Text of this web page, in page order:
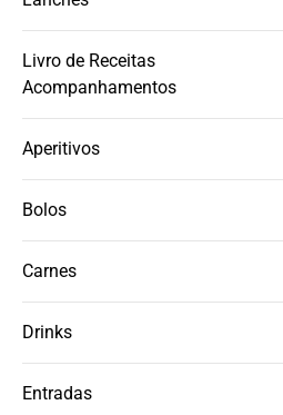
Livro de Receitas
Acompanhamentos
Aperitivos
Bolos
Carnes
Drinks
Entradas